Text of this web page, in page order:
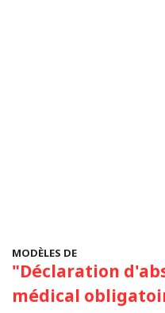
MODÈLES DE
"Déclaration
médical